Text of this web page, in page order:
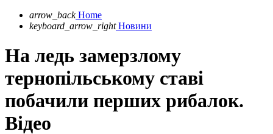
arrow_back Home
keyboard_arrow_right Новини
На ледь замерзлому
тернопільському ставі
побачили перших рибалок.
Відео